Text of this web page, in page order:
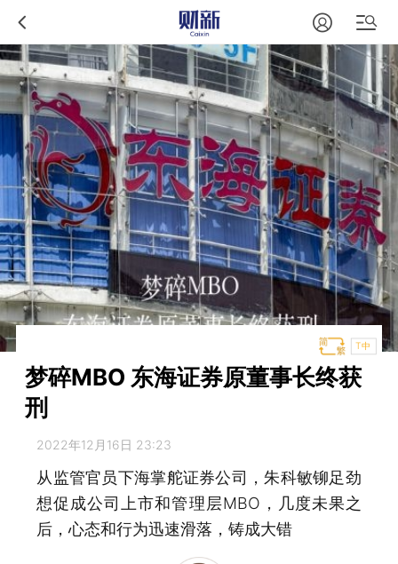
T中
梦碎MBO 东海证券原董事长终获
刑
2022年12月16日 23:23
从监管官员下海掌舵证券公司，朱科敏铆足劲
想促成公司上市和管理层MBO，几度未果之
后，心态和行为迅速滑落，铸成大错